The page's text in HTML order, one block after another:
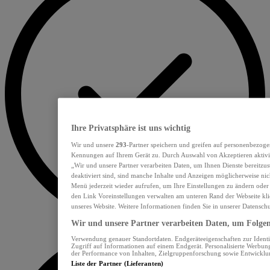
Ihre Privatsphäre ist uns wichtig
Wir und unsere 293-Partner speichern und greifen auf
Kennungen auf Ihrem Gerät zu. Durch Auswahl von Akzeptieren
„Wir und unsere Partner verarbeiten Daten, um Ihnen Dienste
deaktiviert sind, sind manche Inhalte und Anzeigen möglicherweise
Menü jederzeit wieder aufrufen, um Ihre Einstellungen zu ändern
den Link Voreinstellungen verwalten am unteren Rand der Webseite
unseres Website. Weitere Informationen finden Sie in unserer
Wir und unsere Partner verarbeiten Daten, um
Verwendung genauer Standortdaten. Endgeräteeigenschaften zur
Zugriff auf Informationen auf einem Endgerät. Personalisierte
der Performance von Inhalten, Zielgruppenforschung sowie
Liste der Partner (Lieferanten)